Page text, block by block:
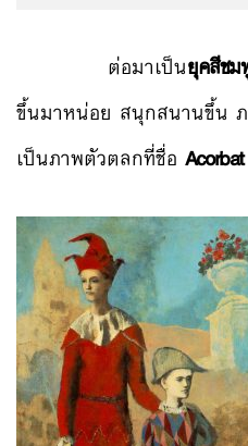
ต่อมาเป็นยุคสีชม
ขึ้นมาหน่อย สนุกสนานขึ้น
เป็นภาพตัวตลกที่ชื่อ